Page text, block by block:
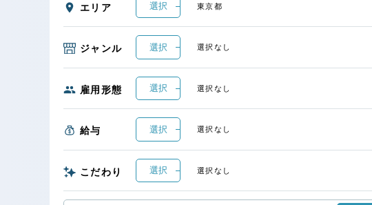
エリア 選択 東京都
ジャンル 選択 選択なし
雇用形態 選択 選択なし
給与 選択 選択なし
こだわり 選択 選択なし